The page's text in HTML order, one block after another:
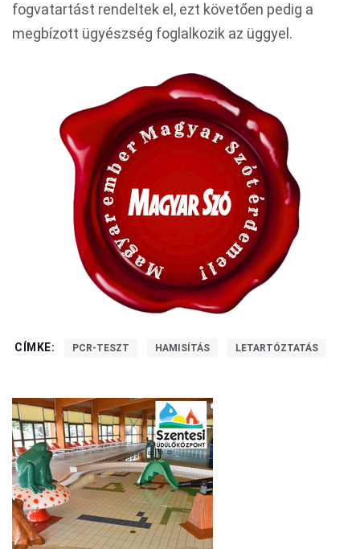
fogvatartást rendeltek el, ezt követően pedig a
megbízott ügyészség foglalkozik az üggyel.
CÍMKE: PCR-TESZT HAMISÍTÁS LETARTÓZTATÁS